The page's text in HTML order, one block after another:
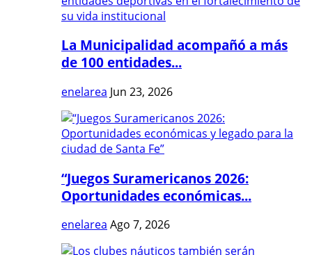
La Municipalidad acompañó a más
de 100 entidades...
enelarea Jun 23, 2026
“Juegos Suramericanos 2026:
Oportunidades económicas...
enelarea Ago 7, 2026